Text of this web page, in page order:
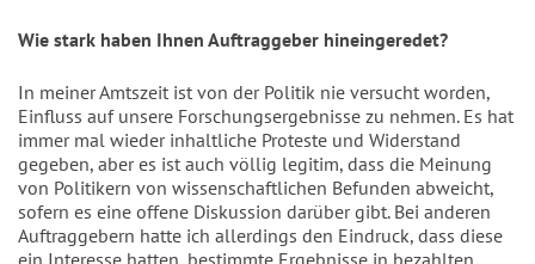
Wie stark haben Ihnen Auftraggeber hineingeredet?
In meiner Amtszeit ist von der Politik nie versucht worden,
Einfluss auf unsere Forschungsergebnisse zu nehmen. Es hat
immer mal wieder inhaltliche Proteste und Widerstand
gegeben, aber es ist auch völlig legitim, dass die Meinung
von Politikern von wissenschaftlichen Befunden abweicht,
sofern es eine offene Diskussion darüber gibt. Bei anderen
Auftraggebern hatte ich allerdings den Eindruck, dass diese
ein Interesse hatten, bestimmte Ergebnisse in bezahlten